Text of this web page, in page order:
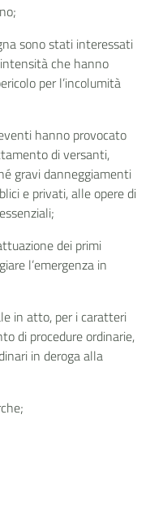
sono stati interessati
che hanno
per l’incolumità
hanno provocato
di versanti,
gravi danneggiamenti
e privati, alle opere di
dei primi
l’emergenza in
in atto, per i caratteri
di procedure ordinarie,
in deroga alla